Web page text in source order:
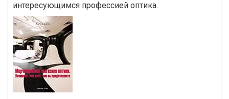
интересующимся профессией оптика.